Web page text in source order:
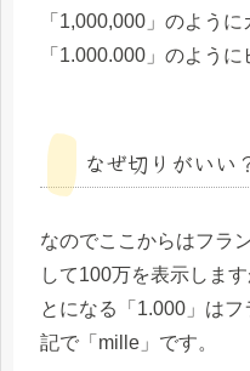
「1,000,000」のよう
「1.000.000」のよう
なぜ切りがいい
なのでここからはフラ
して100万を表示しま
とになる「1.000」は
記で「mille」です。